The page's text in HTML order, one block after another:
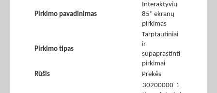
Pirkimo pavadinimas
Interaktyvių
85" ekranų
pirkimas
Pirkimo tipas
Tarptautiniai
ir
supaprastinti
pirkimai
Rūšis
Prekės
30200000-1